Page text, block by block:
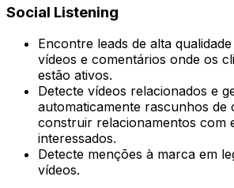
Social Listening
Encontre leads de alta
vídeos e comentários onde os
estão ativos.
Detecte vídeos relacionados e
automaticamente rascunhos de
construir relacionamentos com
interessados.
Detecte menções à marca em
vídeos.